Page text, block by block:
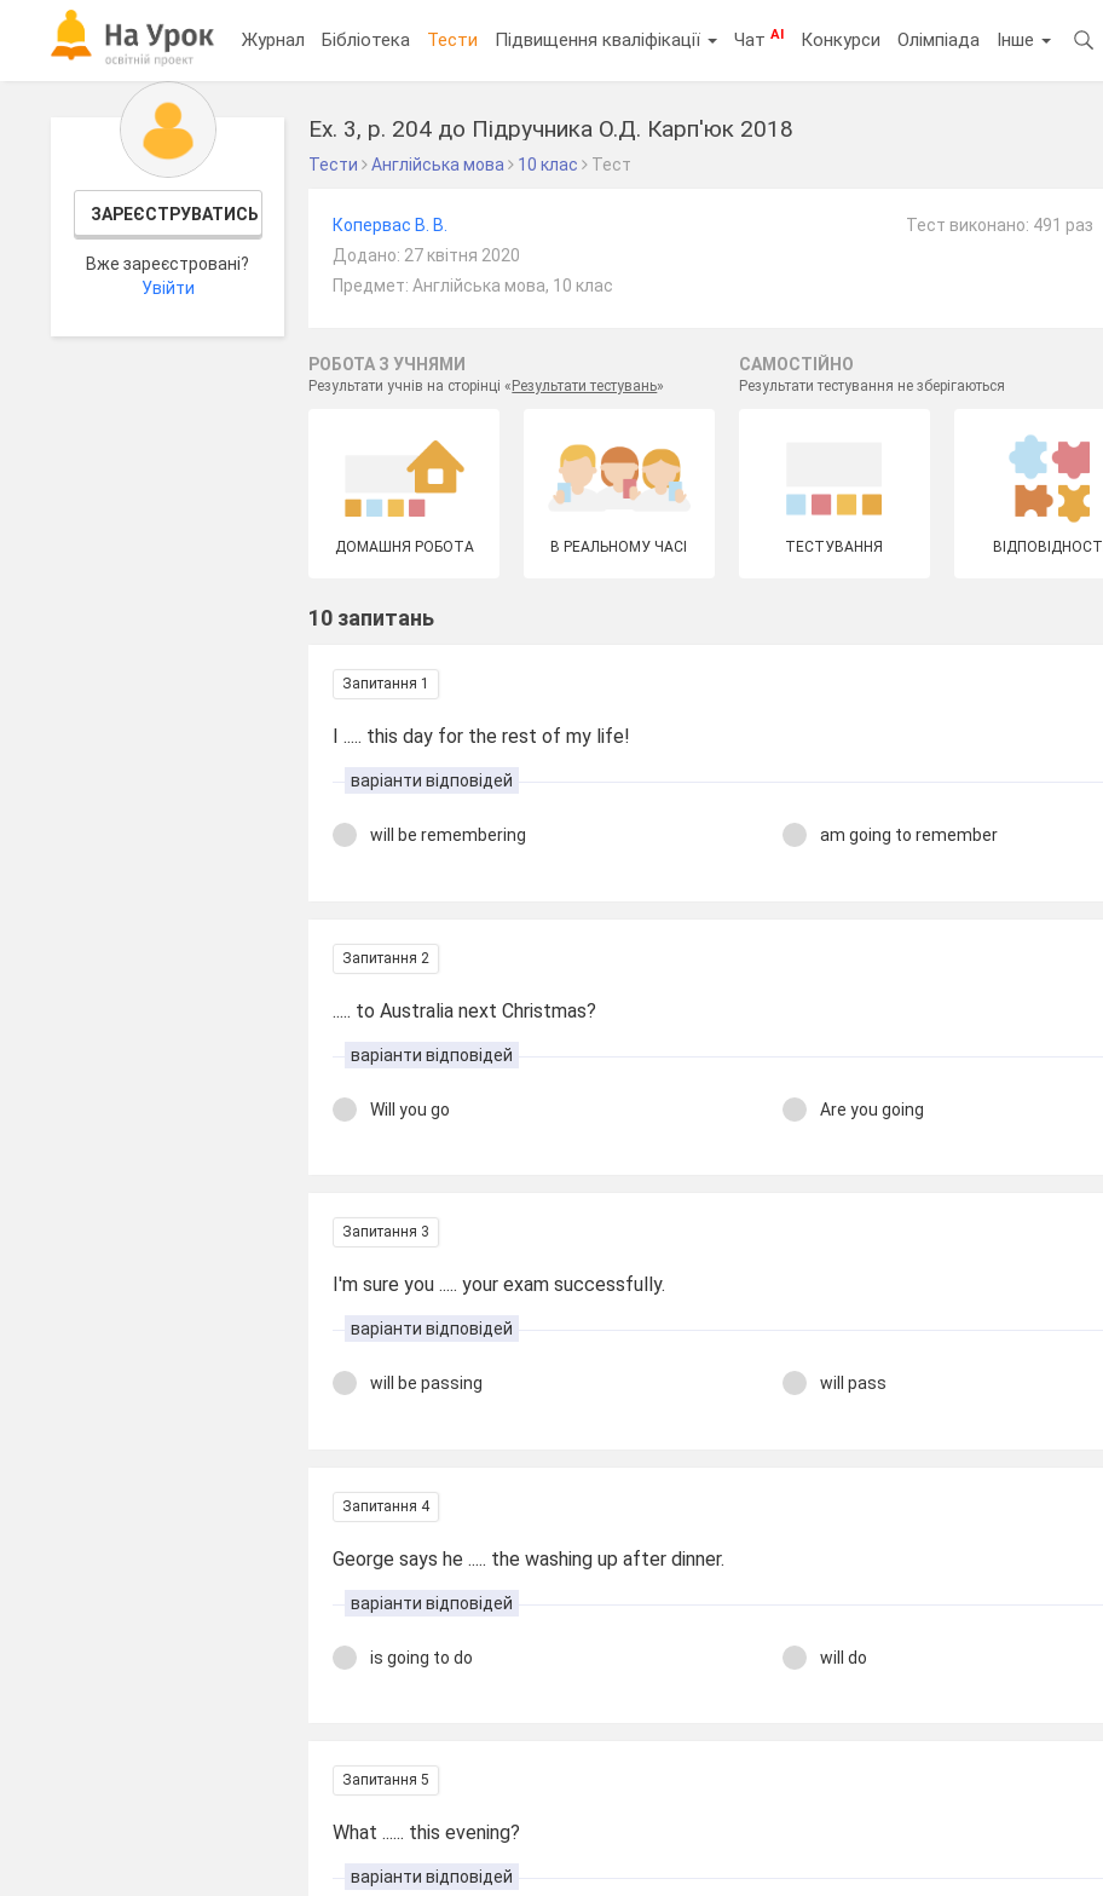
Журнал Бібліотека Тести Підвищення кваліфікації ЧатAI Конкурси Олімпіада Інше
ЗАРЕЄСТРУВАТИСЬ
Вже зареєстровані?
Увійти
Ex. 3, p. 204 до Підручника О.Д. Карп'юк 2018
Тести Англійська мова 10 клас Тест
Копервас В. В.
Додано: 27 квітня 2020
Предмет: Англійська мова, 10 клас
Тест виконано: 491 раз
РОБОТА З УЧНЯМИ
Результати учнів на сторінці « Результати тестувань»
САМОСТІЙНО
Результати тестування не зберігаються
ДОМАШНЯ РОБОТА В РЕАЛЬНОМУ ЧАСІ ТЕСТУВАННЯ ВІДПОВІДНОСТІ
10 запитань
Запитання 1
I ..... this day for the rest of my life!
варіанти відповідей
will be remembering am going to remember
Запитання 2
..... to Australia next Christmas?
варіанти відповідей
Will you go Are you going
Запитання 3
I'm sure you ..... your exam successfully.
варіанти відповідей
will be passing will pass
Запитання 4
George says he ..... the washing up after dinner.
варіанти відповідей
is going to do will do
Запитання 5
What ...... this evening?
варіанти відповідей